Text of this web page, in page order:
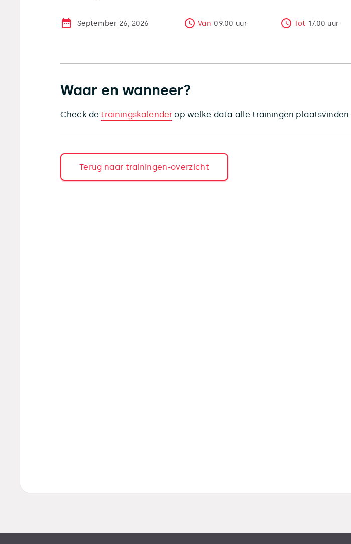
September 26, 2026 Van 09:00 uur Tot 17:00 uur
Waar en wanneer?
Check detrainingskalender op welke data alle trainingen plaatsvinden.
Terug naar trainingen-overzicht